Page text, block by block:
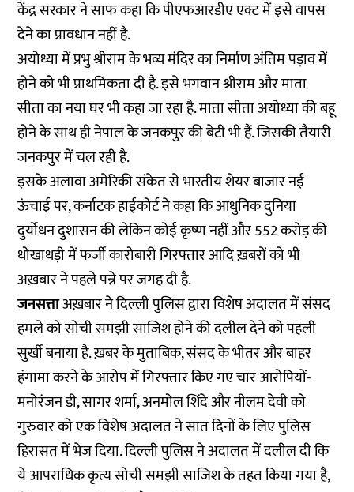
केंद्र सरकार ने साफ कहा कि पीएफआरडीए एक्ट में इसे वापस
देने का प्रावधान नहीं है.
अयोध्या में प्रभु श्रीराम के भव्य मंदिर का निर्माण अंतिम पड़ाव में
होने को भी प्राथमिकता दी है. इसे भगवान श्रीराम और माता
सीता का नया घर भी कहा जा रहा है. माता सीता अयोध्या की बहू
होने के साथ ही नेपाल के जनकपुर की बेटी भी हैं. जिसकी तैयारी
जनकपुर में चल रही है.
इसके अलावा अमेरिकी संकेत से भारतीय शेयर बाजार नई
ऊंचाई पर, कर्नाटक हाईकोर्ट ने कहा कि आधुनिक दुनिया
दुर्योधन दुशासन की लेकिन कोई कृष्ण नहीं और 552 करोड़ की
धोखाधड़ी में फर्जी कारोबारी गिरफ्तार आदि ख़बरों को भी
अख़बार ने पहले पन्ने पर जगह दी है.
जनसत्ताअख़बार ने दिल्ली पुलिस द्वारा विशेष अदालत में संसद
हमले को सोची समझी साजिश होने की दलील देने को पहली
सुर्खी बनाया है. ख़बर के मुताबिक, संसद के भीतर और बाहर
हंगामा करने के आरोप में गिरफ्तार किए गए चार आरोपियों-
मनोरंजन डी, सागर शर्मा, अनमोल शिंदे और नीलम देवी को
गुरुवार को एक विशेष अदालत ने सात दिनों के लिए पुलिस
हिरासत में भेज दिया. दिल्ली पुलिस ने अदालत में दलील दी कि
ये आपराधिक कृत्य सोची समझी साजिश के तहत किया गया है,